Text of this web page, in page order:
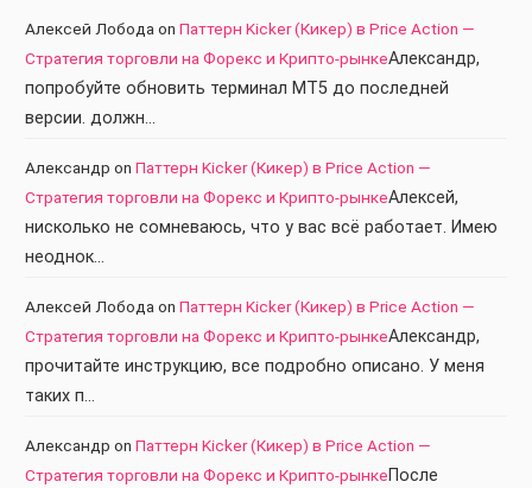
Алексей Лобода on Паттерн Kicker (Кикер) в Price Action —
Стратегия торговли на Форекс и Крипто-рынкеАлександр,
попробуйте обновить терминал МТ5 до последней
версии. должн…
Александр on Паттерн Kicker (Кикер) в Price Action —
Стратегия торговли на Форекс и Крипто-рынкеАлексей,
нисколько не сомневаюсь, что у вас всё работает. Имею
неоднок…
Алексей Лобода on Паттерн Kicker (Кикер) в Price Action —
Стратегия торговли на Форекс и Крипто-рынкеАлександр,
прочитайте инструкцию, все подробно описано. У меня
таких п…
Александр on Паттерн Kicker (Кикер) в Price Action —
Стратегия торговли на Форекс и Крипто-рынкеПосле